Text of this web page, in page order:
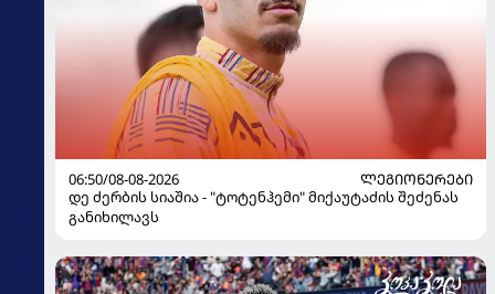
06:50/08-08-2026
ᲚᲔᲒᲘᲝᲜᲔᲠᲔᲑᲘ
დე ძერბის სიაშია - "ტოტენჰემი" მიქაუტაძის შეძენას
განიხილავს